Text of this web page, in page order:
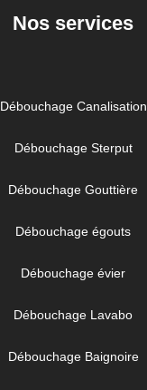
Nos services
Débouchage Canalisation
Débouchage Sterput
Débouchage Gouttière
Débouchage égouts
Débouchage évier
Débouchage Lavabo
Débouchage Baignoire